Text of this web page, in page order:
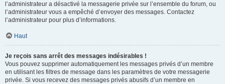
l’administrateur a désactivé la messagerie privée sur l’ensemble du forum, ou
l’administrateur vous a empêché d’envoyer des messages. Contactez
l’administrateur pour plus d’informations.
Haut
Je reçois sans arrêt des messages indésirables !
Vous pouvez supprimer automatiquement les messages privés d’un membre
en utilisant les filtres de message dans les paramètres de votre messagerie
privée. Si vous recevez des messages privés abusifs d’un membre en